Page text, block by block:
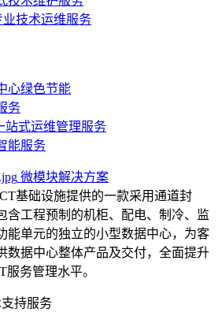
业技术运维服务
心绿色节能
务
站式运维管理服务
能服务
微模块解决方案
基础设施提供的一款采用通道封
含工程预制的机柜、配电、制冷、监
能单元的独立的小型数据中心，为客
数据中心整体产品及交付，全面提升
服务管理水平。
持服务